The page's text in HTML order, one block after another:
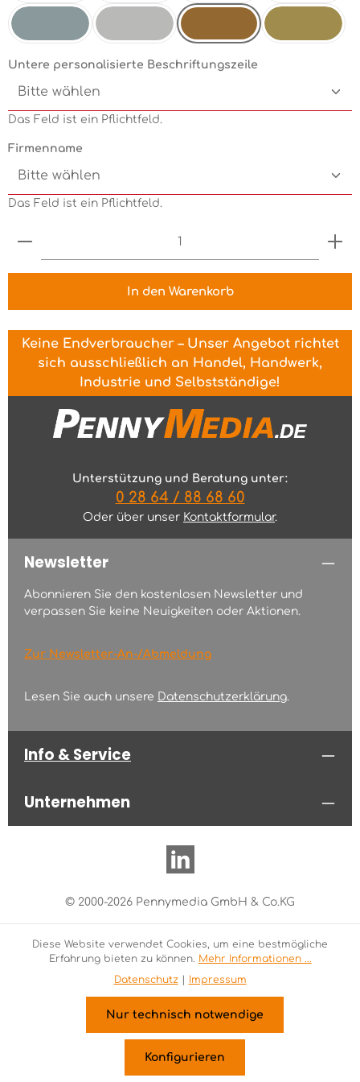
Mint Electricgreen Grün Pink
Untere personalisierte Beschriftungszeile
Das Feld ist ein Pflichtfeld.
Firmenname
Das Feld ist ein Pflichtfeld.
Produkt Anzahl: Gib den gewünschten Wert
In den Warenkorb
Keine Endverbraucher – Unser Angebot richtet
sich ausschließlich an Handel, Handwerk,
Industrie und Selbstständige!
Unterstützung und Beratung unter:
0 28 64 / 88 68 60
Oder über unser Kontaktformular.
Newsletter
Abonnieren Sie den kostenlosen Newsletter und
verpassen Sie keine Neuigkeiten oder Aktionen.
Zur Newsletter-An-/Abmeldung
Lesen Sie auch unsere Datenschutzerklärung.
Info & Service
Unternehmen
© 2000-2026 Pennymedia GmbH & Co.KG
Diese Website verwendet Cookies, um eine bestmögliche
Erfahrung bieten zu können. Mehr Informationen ...
Datenschutz| Impressum
Nur technisch notwendige
Konfigurieren